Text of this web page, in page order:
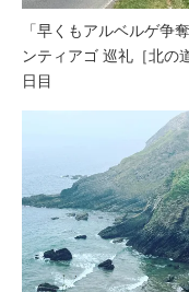
「早くもアルベルゲ争
ンティアゴ 巡礼［北の
日目